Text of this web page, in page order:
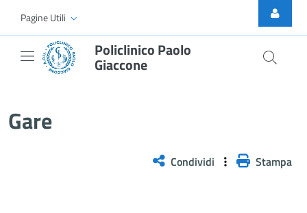
Skip to Main Content
Pagine Utili
Policlinico Paolo
Giaccone
Gare
Condividi Stampa